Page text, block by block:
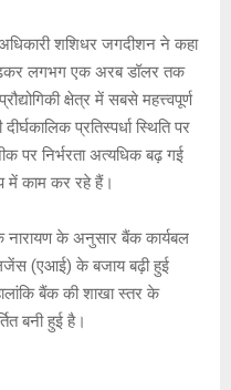
शशिधर जगदीशन ने कहा
बढ़कर लगभग एक अरब डॉलर तक
क्षेत्र में सबसे महत्त्वपूर्ण
प्रतिस्पर्धा स्थिति पर
पर निर्भरता अत्यधिक बढ़ गई
में काम कर रहे हैं।
नारायण के अनुसार बैंक कार्यबल
(एआई) के बजाय बढ़ी हुई
बैंक की शाखा स्तर के
बनी हुई है।